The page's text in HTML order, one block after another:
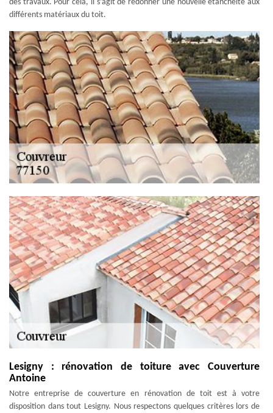
des travaux. Pour cela, il s’agit de redonner une nouvelle étanchéité aux
différents matériaux du toit.
Lesigny : rénovation de toiture avec Couverture
Antoine
Notre entreprise de couverture en rénovation de toit est à votre
disposition dans tout Lesigny. Nous respectons quelques critères lors de